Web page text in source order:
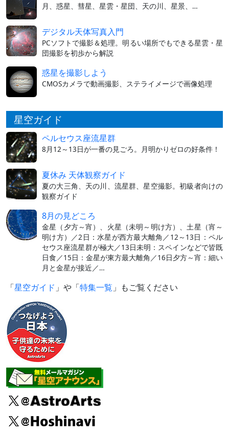
月、惑星、彗星、星雲・星団、天の川、星景、…
デジタル天体写真入門
PCソフトで撮影＆処理。明るい場所でもできる星雲・星
団撮影を初歩から解説
惑星を撮影しよう
CMOSカメラで動画撮影、ステライメージで画像処理
星空ガイド
ペルセウス座流星群
8月12～13日が一番の見ごろ。月明かりゼロの好条件！
夏休み 天体観察ガイド
夏の大三角、天の川、流星群、星空撮影。初級者向けの
観察ガイド
8月の見どころ
金星（夕方～宵）、火星（未明～明け方）、土星（宵～
明け方）／2日：水星が西方最大離角／12～13日：ペル
セウス座流星群が極大／13日未明：スペインなどで皆既
日食／15日：金星が東方最大離角／16日夕方～宵：細い
月と金星が接近／…
「星空ガイド 」や「特集一覧 」もご覧ください